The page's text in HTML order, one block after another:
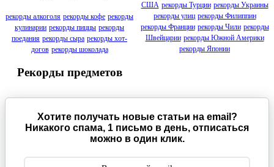
рекорды алкоголя рекорды кофе рекорды
кулинарии рекорды пиццы рекорды
поедания рекорды сыра рекорды хот-
догов рекорды шоколада
Рекорды предметов
США рекорды Турции рекорды Украины
рекорды улиц рекорды Филиппин
рекорды Франции рекорды Чили рекорды
Швейцарии рекорды Южной Америки
рекорды Японии
Хотите получать новые статьи на email?
Никакого спама, 1 письмо в день, отписаться
можно в один клик.